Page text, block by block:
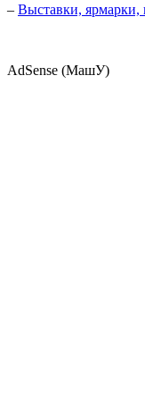
– Выставки, ярмарки,
AdSense (МашУ)